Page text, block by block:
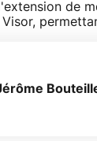
de
Visor,